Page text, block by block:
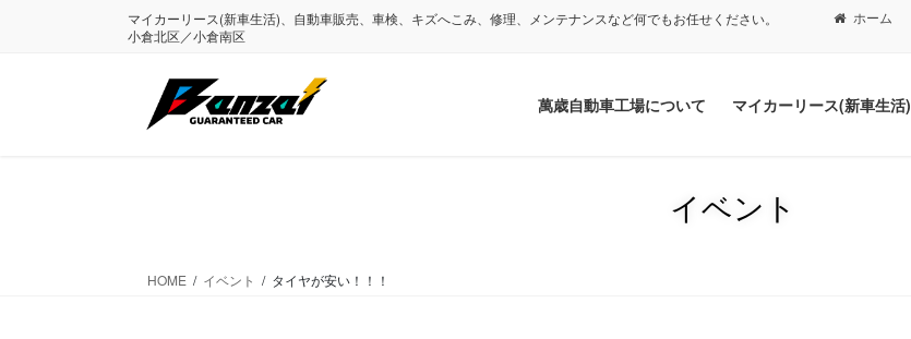
マイカーリース(新車生活)、自動車販売、車検、キズへこみ、修理、メンテナンスなど何でもお任せください。
小倉北区／小倉南区
ホーム
萬歳自動車工場について マイカーリース(新車生活)
イベント
HOME イベント タイヤが安い！！！